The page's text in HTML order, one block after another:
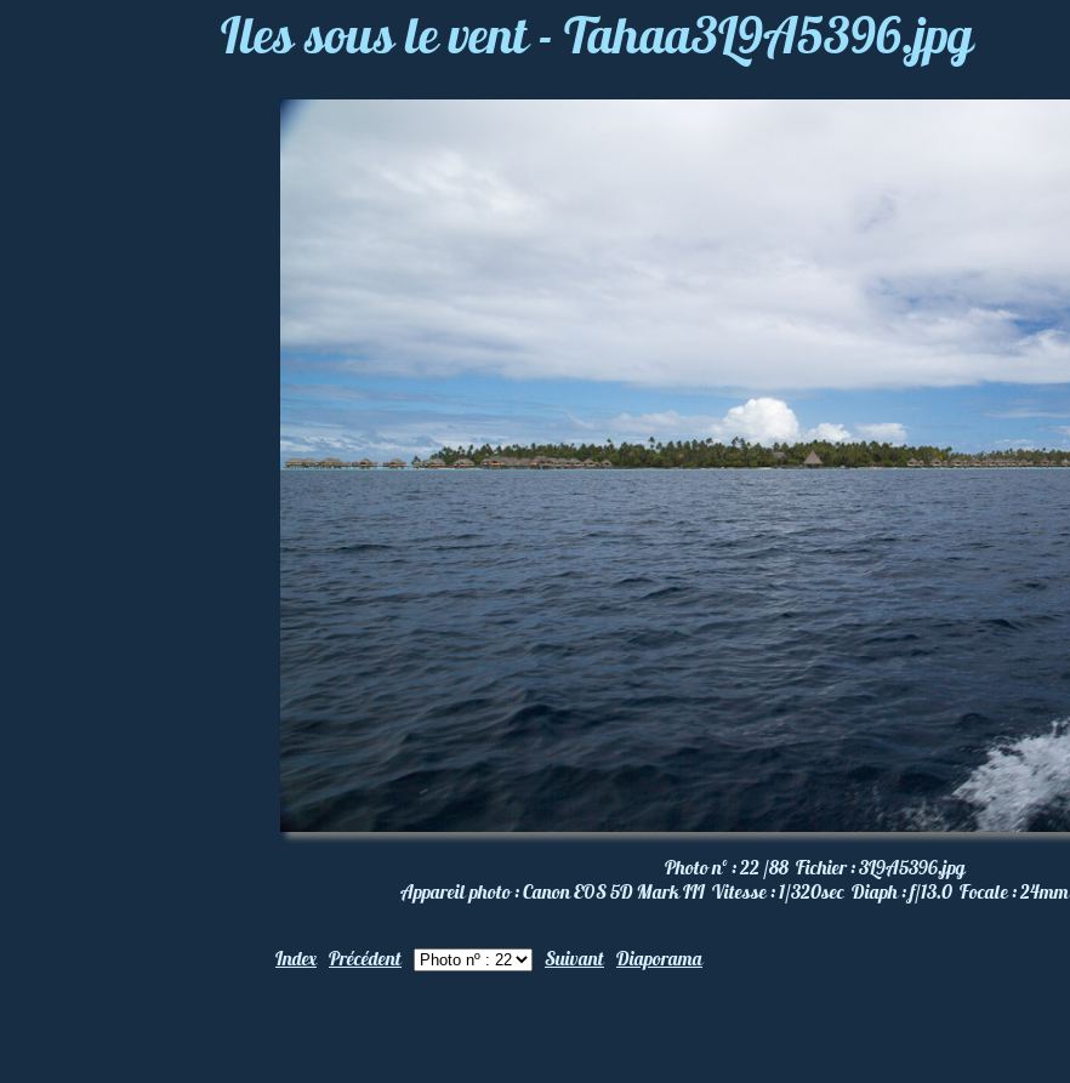
Iles sous le vent - Tahaa3L9A5396.jpg
Photo nº :22 /88 Fichier :3L9A5396.jpg
Appareil photo :Canon EOS 5D Mark III Vitesse :1/320sec Diaph :f/13.0 Focale :24mm
Index Précédent Suivant Diaporama